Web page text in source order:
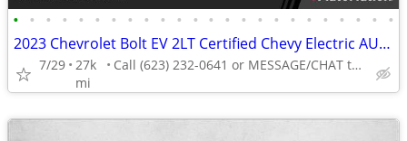
• • • • • • • • • • • • • • • • • • • • • • • •
2023 Chevrolet Bolt EV 2LT Certified Chevy Electric AUTONATION
7/29 27k
mi
Call (623) 232-0641 or MESSAGE/CHAT to confirm availability